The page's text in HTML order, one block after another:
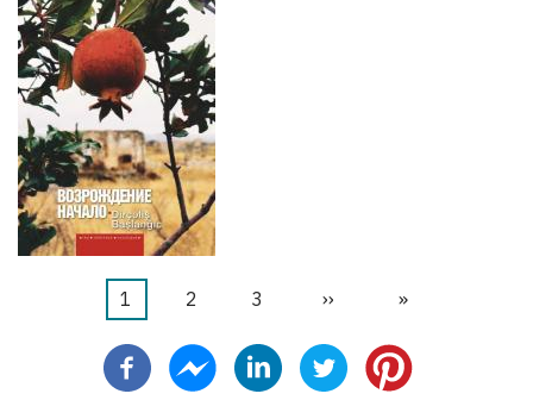
Нумерация
страниц
Текущая
1 Страница
2 Страница
3
Следующая
››
Последняя
»